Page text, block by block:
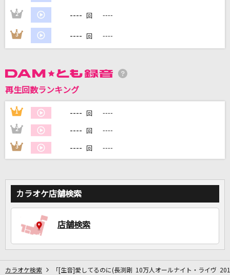
カラオケをもっと楽しもう！
自宅でカラオケ歌い放題！
家族や友達と一緒に！練習にも！
2 ---- 回 ----
3 ---- 回 ----
再生回数ランキング
1 ---- 回 ----
2 ---- 回 ----
3 ---- 回 ----
カラオケ店舗検索
店舗検索
カラオケ検索 「[生音]愛してるのに(長渕剛 10万人オールナイト・ライヴ